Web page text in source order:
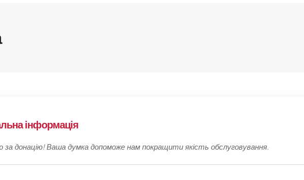
інформація
за донацію! Ваша думка допоможе нам покращити якість обслуговування.